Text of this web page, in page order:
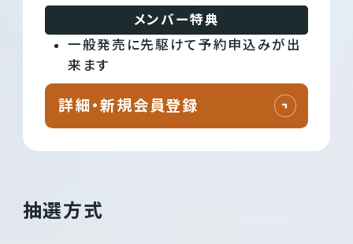
メンバー特典
一般発売に先駆けて予約申込みが出
来ます
詳細・新規会員登録
抽選方式